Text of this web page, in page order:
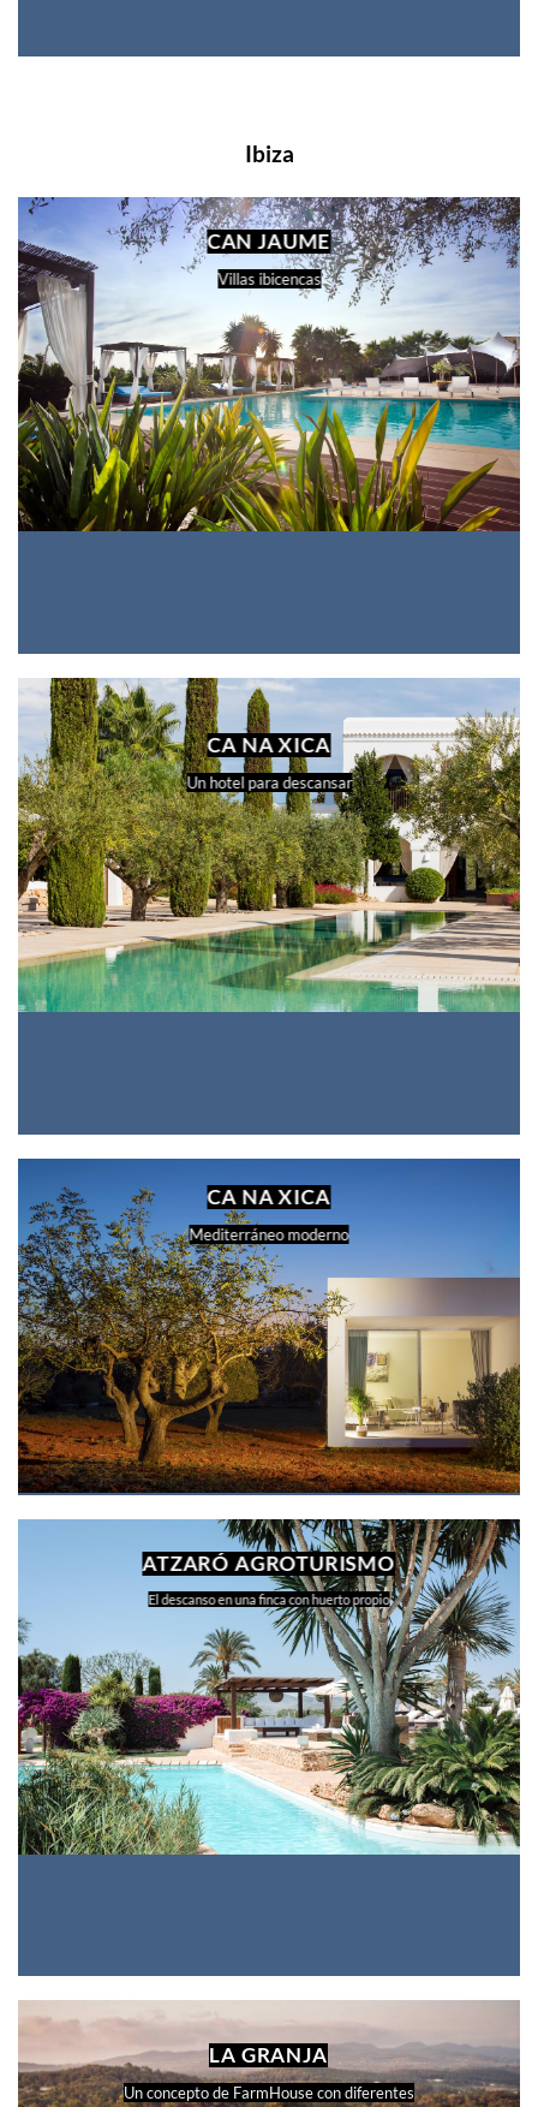
Ibiza
CAN JAUME
Villas ibicencas
CA NA XICA
Un hotel para descansar
CA NA XICA
Mediterráneo moderno
ATZARÓ AGROTURISMO
El descanso en una finca con huerto propio
LA GRANJA
Un concepto de FarmHouse con diferentes